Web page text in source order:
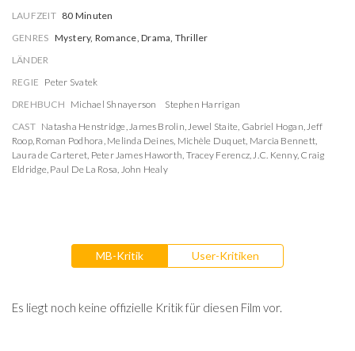
LAUFZEIT 80 Minuten
GENRES Mystery, Romance, Drama, Thriller
LÄNDER
REGIE Peter Svatek
DREHBUCH Michael Shnayerson
Stephen Harrigan
CAST Natasha Henstridge,James Brolin,Jewel Staite, Gabriel Hogan,Jeff
Roop, Roman Podhora, Melinda Deines, Michèle Duquet, Marcia Bennett,
Laura de Carteret, Peter James Haworth, Tracey Ferencz,J.C. Kenny, Craig
Eldridge, Paul De La Rosa, John Healy
MB-Kritik User-Kritiken
Es liegt noch keine offizielle Kritik für diesen Film vor.